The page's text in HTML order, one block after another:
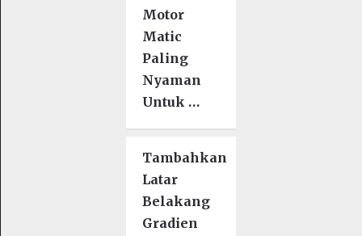
Motor
Matic
Paling
Nyaman
Untuk …
Tambahkan
Latar
Belakang
Gradien